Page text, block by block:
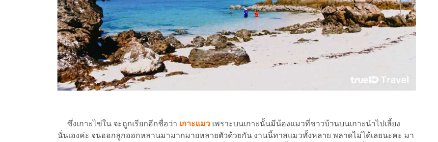
ซึ่งเกาะไข่ใน จะถูกเรียกอีกชื่อว่า เกาะแมว เพราะบนเกาะนั้นมีน้องแมวที่ชาวบ้านบนเกาะนำไปเลี้ยง
นั่นเองค่ะ จนออกลูกออกหลานมามากมายหลายตัวด้วยกัน งานนี้ทาสแมวทั้งหลาย พลาดไม่ได้เลยนะคะ มา